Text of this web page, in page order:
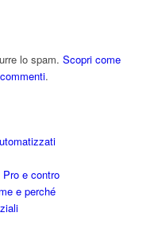
lo spam. Scopri come
.
e contro
e perché